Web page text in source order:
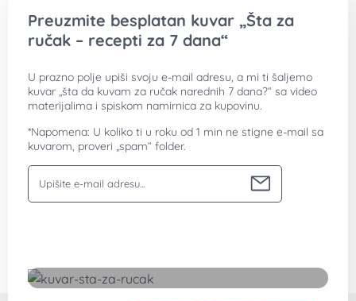
Preuzmite besplatan kuvar „Šta za
ručak – recepti za 7 dana“
U prazno polje upiši svoju e-mail adresu, a mi ti šaljemo
kuvar „šta da kuvam za ručak narednih 7 dana?“ sa video
materijalima i spiskom namirnica za kupovinu.
*Napomena: U koliko ti u roku od 1 min ne stigne e-mail sa
kuvarom, proveri „spam“ folder.